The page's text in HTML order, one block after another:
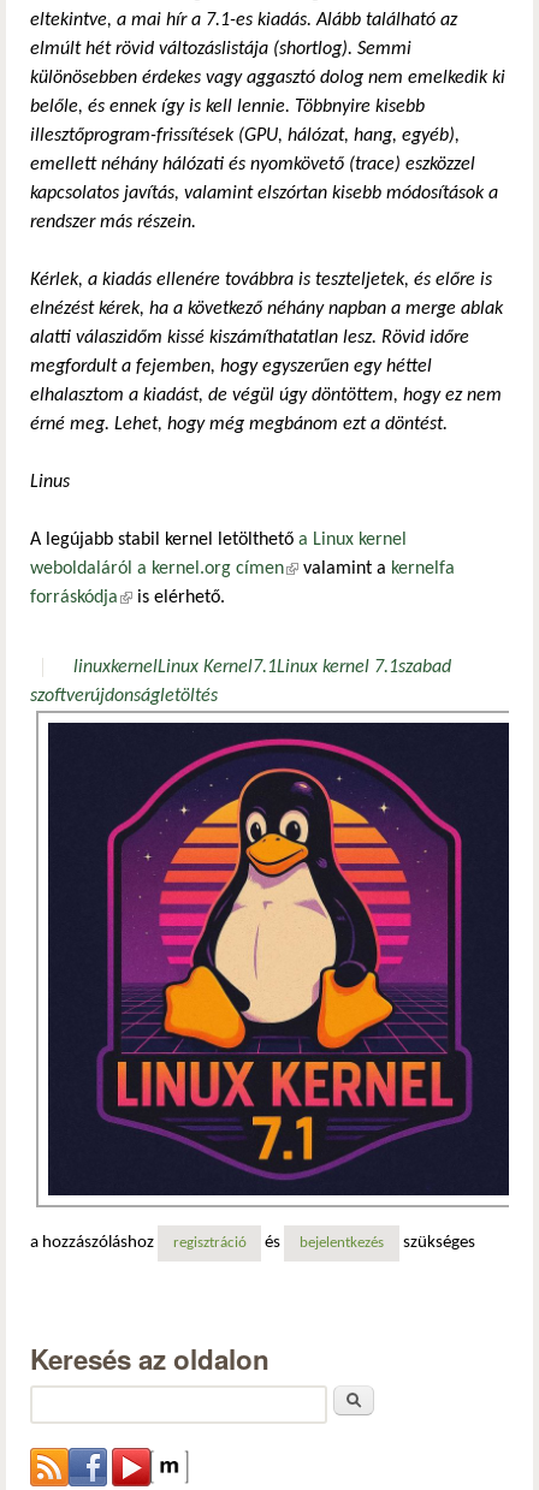
eltekintve, a mai hír a 7.1-es kiadás. Alább található az
elmúlt hét rövid változáslistája (shortlog). Semmi
különösebben érdekes vagy aggasztó dolog nem emelkedik ki
belőle, és ennek így is kell lennie. Többnyire kisebb
illesztőprogram-frissítések (GPU, hálózat, hang, egyéb),
emellett néhány hálózati és nyomkövető (trace) eszközzel
kapcsolatos javítás, valamint elszórtan kisebb módosítások a
rendszer más részein.
Kérlek, a kiadás ellenére továbbra is teszteljetek, és előre is
elnézést kérek, ha a következő néhány napban a merge ablak
alatti válaszidőm kissé kiszámíthatatlan lesz. Rövid időre
megfordult a fejemben, hogy egyszerűen egy héttel
elhalasztom a kiadást, de végül úgy döntöttem, hogy ez nem
érné meg. Lehet, hogy még megbánom ezt a döntést.
Linus
A legújabb stabil kernel letölthető a Linux kernel
weboldaláról a kernel.org címen(külső hivatkozás)
valamint a kernelfa
forráskódja(külső hivatkozás)
is elérhető.
linuxkernelLinux Kernel7.1Linux kernel 7.1szabad
szoftverújdonságletöltés
a hozzászóláshoz regisztráció és bejelentkezés szükséges
Keresés az oldalon